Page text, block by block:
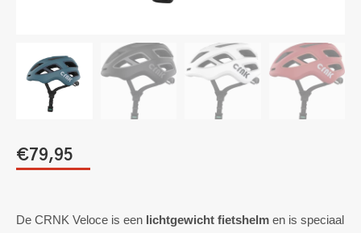
€79,95
De CRNK Veloce is een lichtgewicht fietshelm en is speciaal